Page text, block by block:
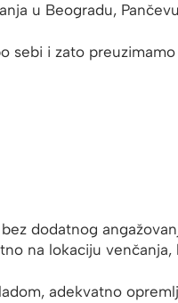
u Beogradu,
sebi i zato
dodatnog
na lokaciju venčanja,
adekvatno